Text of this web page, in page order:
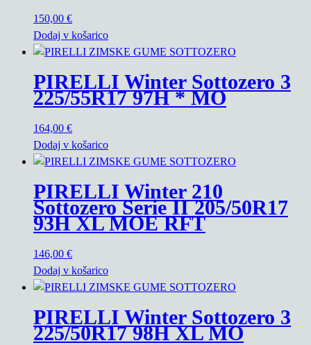
150,00 €
Dodaj v košarico
PIRELLI Winter Sottozero 3
225/55R17 97H * MO
164,00 €
Dodaj v košarico
PIRELLI Winter 210
Sottozero Serie II 205/50R17
93H XL MOE RFT
146,00 €
Dodaj v košarico
PIRELLI Winter Sottozero 3
225/50R17 98H XL MO